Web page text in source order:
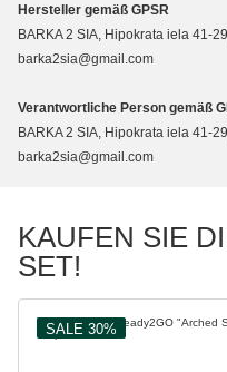
Hersteller gemäß GPSR
BARKA 2 SIA, Hipokrata iela 41-
barka2sia@gmail.com
Verantwortliche Person gemäß
BARKA 2 SIA, Hipokrata iela 41-
barka2sia@gmail.com
KAUFEN SIE
SET!
SALE 30%